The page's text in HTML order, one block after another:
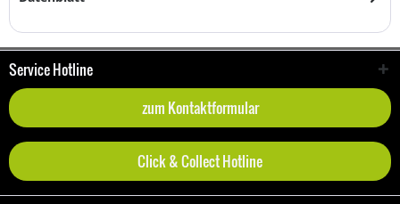
Service Hotline
zum Kontaktformular
Click & Collect Hotline